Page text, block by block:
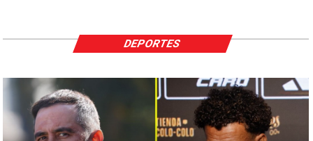
DEPORTES